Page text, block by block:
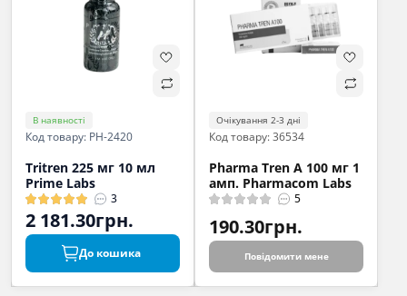
В наявності
Код товару: PH-2420
Tritren 225 мг 10 мл
Prime Labs
3
2 181.30грн.
До кошика
Очікування 2-3 дні
Код товару: 36534
Pharma Tren A 100 мг 1
амп. Pharmacom Labs
5
190.30грн.
Повідомити мене